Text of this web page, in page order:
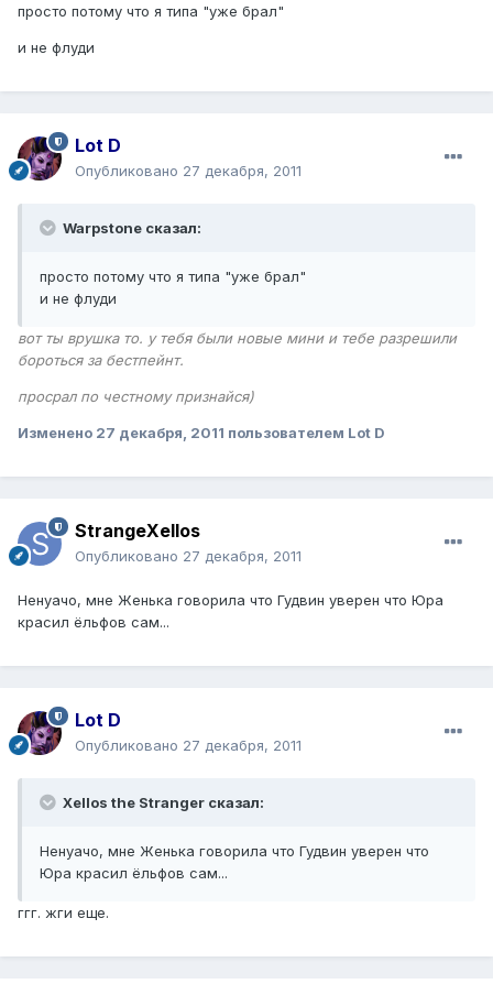
просто потому что я типа "уже брал"
и не флуди
Lot D
Опубликовано 27 декабря, 2011
Warpstone сказал:
просто потому что я типа "уже брал"
и не флуди
вот ты врушка то. у тебя были новые мини и тебе разрешили
бороться за бестпейнт.
просрал по честному признайся)
Изменено 27 декабря, 2011 пользователем Lot D
StrangeXellos
Опубликовано 27 декабря, 2011
Ненуачо, мне Женька говорила что Гудвин уверен что Юра
красил ёльфов сам...
Lot D
Опубликовано 27 декабря, 2011
Xellos the Stranger сказал:
Ненуачо, мне Женька говорила что Гудвин уверен что
Юра красил ёльфов сам...
ггг. жги еще.